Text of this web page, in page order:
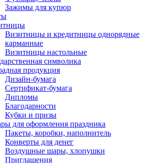
Зажимы для купюр
Визитницы и кредитницы однорядные
карманные
Визитницы настольные
символика
продукция
Дизайн-бумага
Сертификат-бумага
Дипломы
Благодарности
Кубки и призы
для оформления праздника
Пакеты, коробки, наполнитель
Конверты для денег
Воздушные шары, хлопушки
Приглашения